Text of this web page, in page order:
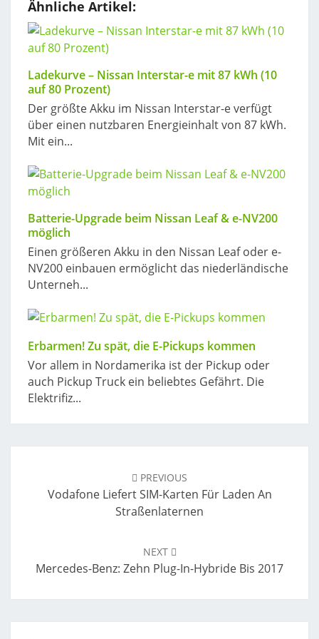
Ähnliche Artikel:
Ladekurve – Nissan Interstar-e mit 87 kWh (10
auf 80 Prozent)
Der größte Akku im Nissan Interstar-e verfügt
über einen nutzbaren Energieinhalt von 87 kWh.
Mit ein...
Batterie-Upgrade beim Nissan Leaf & e-NV200
möglich
Einen größeren Akku in den Nissan Leaf oder e-
NV200 einbauen ermöglicht das niederländische
Unterneh...
Erbarmen! Zu spät, die E-Pickups kommen
Vor allem in Nordamerika ist der Pickup oder
auch Pickup Truck ein beliebtes Gefährt. Die
Elektrifiz...
PREVIOUS
Vodafone Liefert SIM-Karten Für Laden An
Straßenlaternen
NEXT
Mercedes-Benz: Zehn Plug-In-Hybride Bis 2017